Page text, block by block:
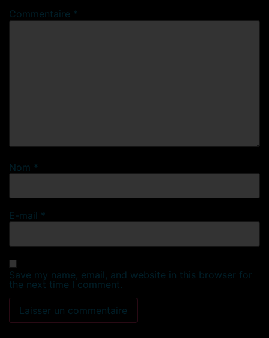
Commentaire *
Nom *
E-mail *
Save my name, email, and website in this browser for
the next time I comment.